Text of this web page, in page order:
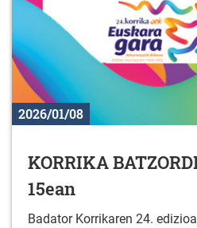
2026/01/08
KORRIKA
15ean
Badator Korrikaren 24.